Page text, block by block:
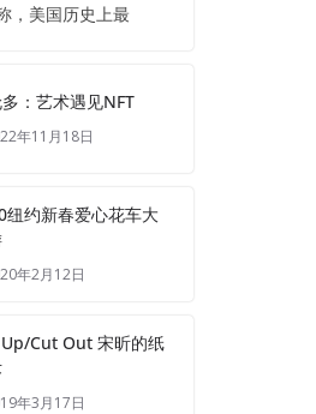
，美国历史上最
：艺术遇见NFT
年11月18日
纽约新春爱心花车大
年2月12日
Cut Out 宋昕的纸
年3月17日